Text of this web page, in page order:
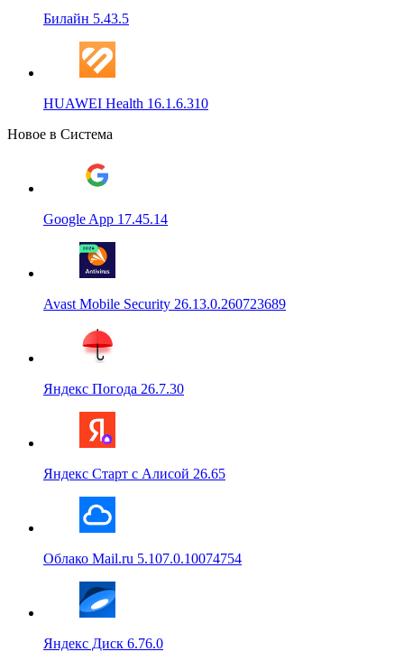
Билайн 5.43.5
HUAWEI Health 16.1.6.310
Новое в Система
Google App 17.45.14
Avast Mobile Security 26.13.0.260723689
Яндекс Погода 26.7.30
Яндекс Старт с Алисой 26.65
Облако Mail.ru 5.107.0.10074754
Яндекс Диск 6.76.0